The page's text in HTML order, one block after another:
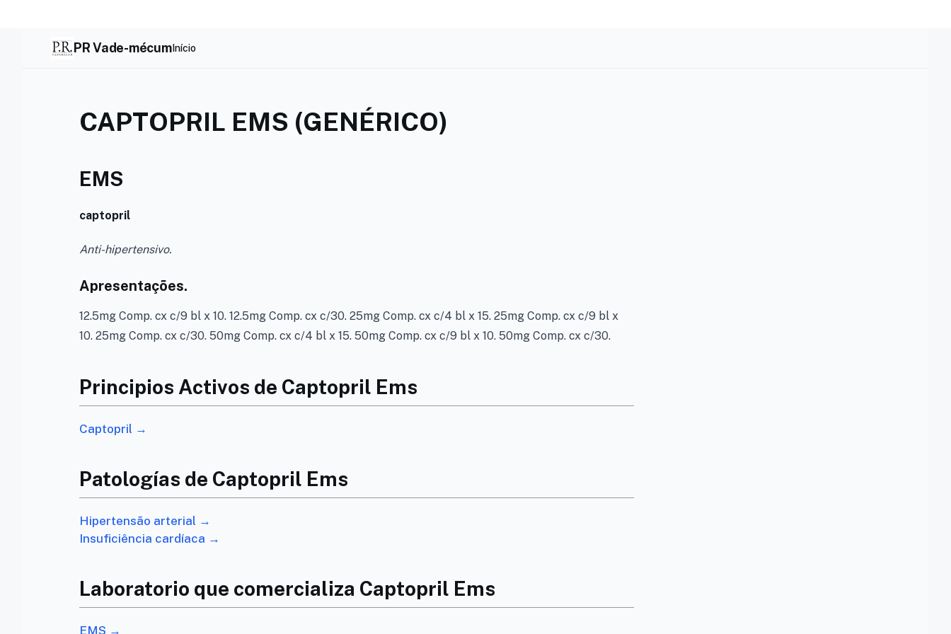
PR Vade-mécumInício
CAPTOPRIL EMS (GENÉRICO)
EMS
captopril
Anti-hipertensivo.
Apresentações.
12.5mg Comp. cx c/9 bl x 10. 12.5mg Comp. cx c/30. 25mg Comp. cx c/4 bl x 15. 25mg Comp. cx c/9 bl x
10. 25mg Comp. cx c/30. 50mg Comp. cx c/4 bl x 15. 50mg Comp. cx c/9 bl x 10. 50mg Comp. cx c/30.
Principios Activos de Captopril Ems
Captopril →
Patologías de Captopril Ems
Hipertensão arterial →
Insuficiência cardíaca →
Laboratorio que comercializa Captopril Ems
EMS →